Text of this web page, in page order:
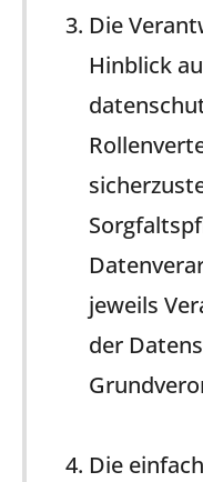
Die
Hinblick
jeweils
der
Die